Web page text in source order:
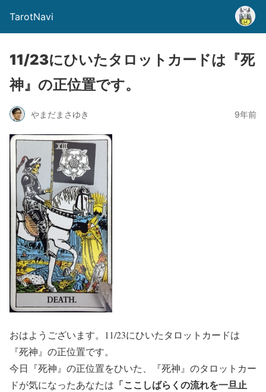
TarotNavi
11/23にひいたタロットカードは『死
神』の正位置です。
やまだまさゆき 9年前
おはようございます。11/23にひいたタロットカードは
『死神』の正位置です。
今日『死神』の正位置をひいた、『死神』のタロットカー
ドが気になったあなたは 「ここしばらくの流れを一旦止